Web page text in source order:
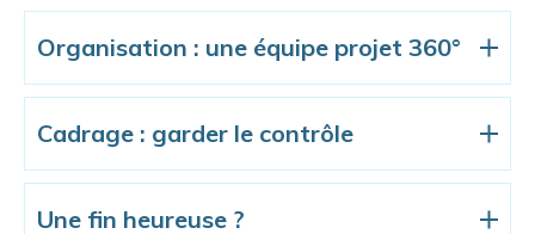
Organisation : une équipe projet 360°
Cadrage : garder le contrôle
Une fin heureuse ?